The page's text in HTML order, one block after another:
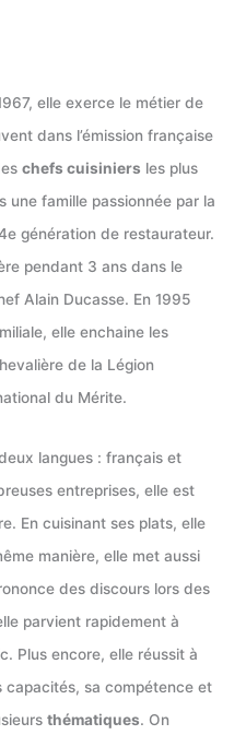
elle exerce le métier de
dans l’émission française
chefs cuisiniers les plus
une famille passionnée par la
génération de restaurateur.
pendant 3 ans dans le
Alain Ducasse. En 1995
elle enchaine les
de la Légion
du Mérite.
langues : français et
entreprises, elle est
En cuisinant ses plats, elle
manière, elle met aussi
des discours lors des
parvient rapidement à
Plus encore, elle réussit à
sa compétence et
thématiques. On